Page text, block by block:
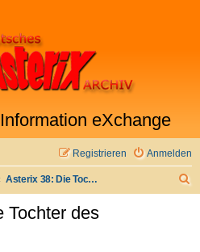
eXchange
Anmelden
Registrieren
Asterix 38: Die Tochter des Vercingetorix
Tochter des